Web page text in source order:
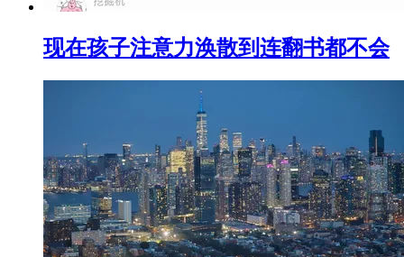
现在孩子注意力涣散到连翻书都不会